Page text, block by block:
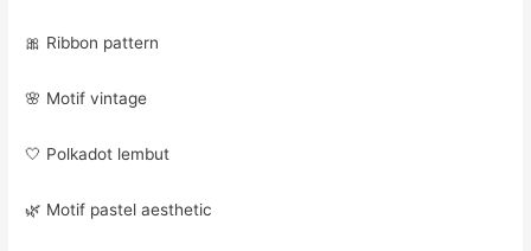
🎀 Ribbon pattern
🌸 Motif vintage
🤍 Polkadot lembut
🌿 Motif pastel aesthetic